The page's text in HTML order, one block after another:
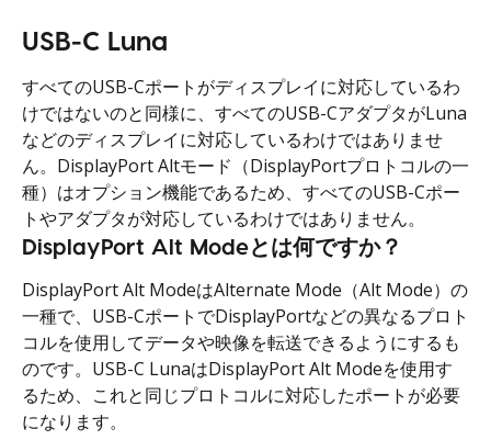
USB-C Luna
すべてのUSB-Cポートがディスプレイに対応しているわ
けではないのと同様に、すべてのUSB-CアダプタがLuna
などのディスプレイに対応しているわけではありませ
ん。DisplayPort Altモード（DisplayPortプロトコルの一
種）はオプション機能であるため、すべてのUSB-Cポー
トやアダプタが対応しているわけではありません。
DisplayPort Alt Modeとは何ですか？
DisplayPort Alt ModeはAlternate Mode（Alt Mode）の
一種で、USB-CポートでDisplayPortなどの異なるプロト
コルを使用してデータや映像を転送できるようにするも
のです。USB-C LunaはDisplayPort Alt Modeを使用す
るため、これと同じプロトコルに対応したポートが必要
になります。